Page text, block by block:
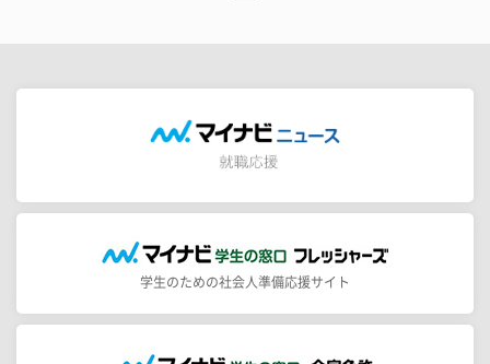
学生のための社会人準備応援サイト